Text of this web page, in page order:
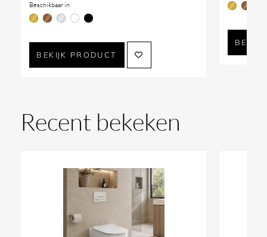
Beschikbaar in
BEKIJK PRODUCT
Recent bekeken